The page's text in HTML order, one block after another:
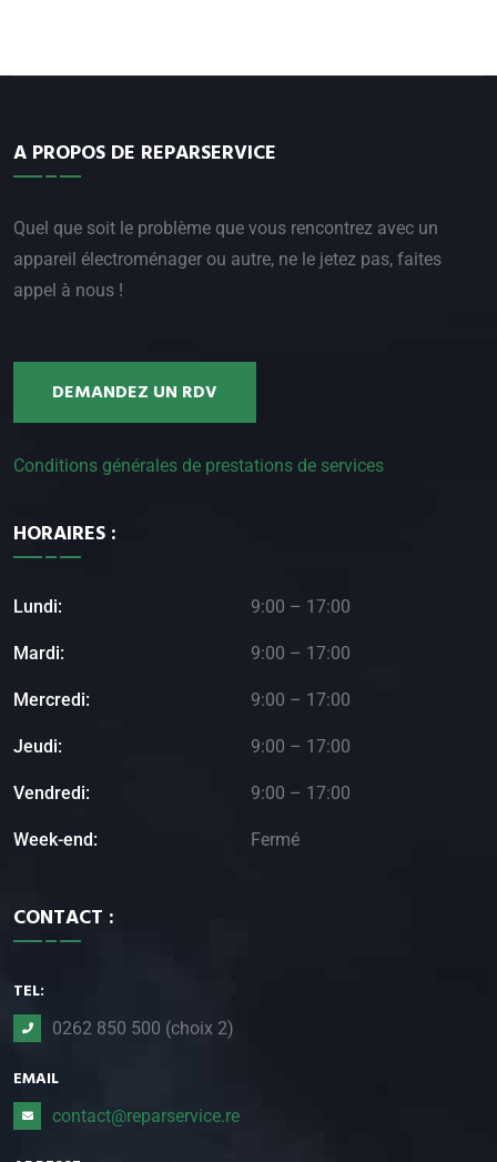
A PROPOS DE REPARSERVICE
Quel que soit le problème que vous rencontrez avec un
appareil électroménager ou autre, ne le jetez pas, faites
appel à nous !
DEMANDEZ UN RDV
Conditions générales de prestations de services
HORAIRES :
Lundi: 9:00 – 17:00
Mardi: 9:00 – 17:00
Mercredi: 9:00 – 17:00
Jeudi: 9:00 – 17:00
Vendredi: 9:00 – 17:00
Week-end: Fermé
CONTACT :
TEL:
0262 850 500 (choix 2)
EMAIL
contact@reparservice.re